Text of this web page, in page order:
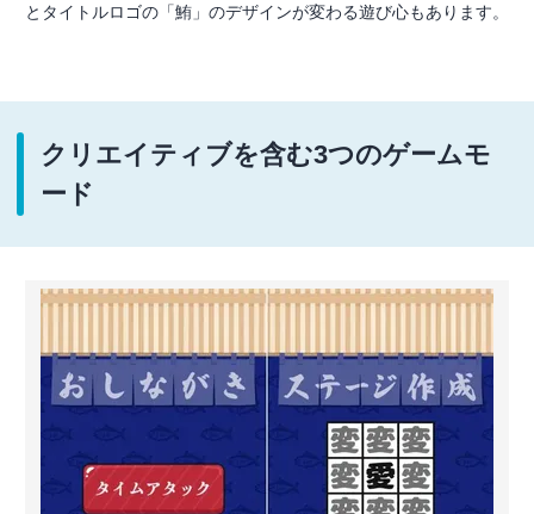
とタイトルロゴの「鮪」のデザインが変わる遊び心もあります。
クリエイティブを含む3つのゲームモ
ード